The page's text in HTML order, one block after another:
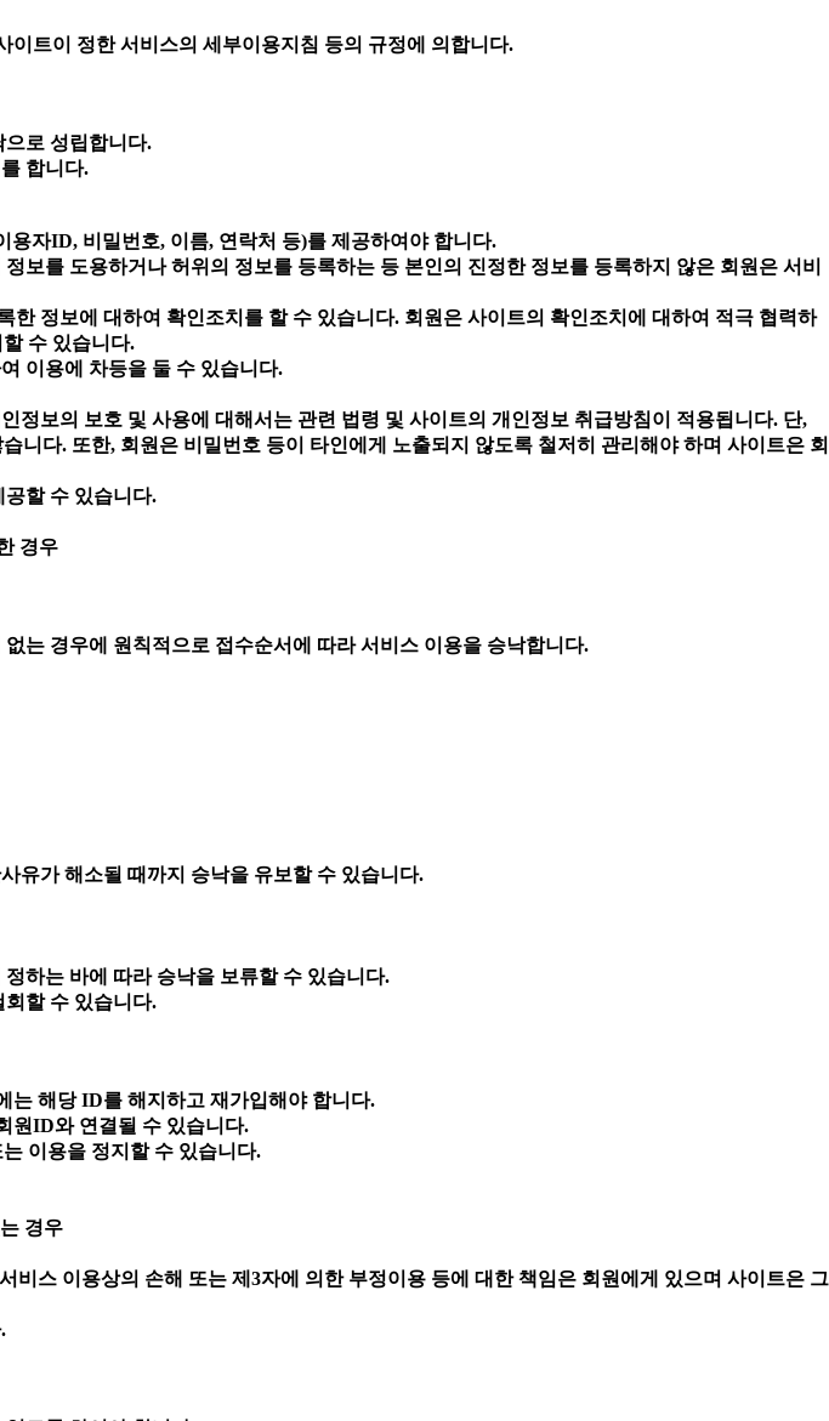
트이 정한 서비스의 세부이용지침 등의 규정에 의합니다.
로 성립합니다.
합니다.
자ID, 비밀번호, 이름, 연락처 등)를 제공하여야 합니다.
를 도용하거나 허위의 정보를 등록하는 등 본인의 진정한 정보를 등록하지 않은 회원은 서비
정보에 대하여 확인조치를 할 수 있습니다. 회원은 사이트의 확인조치에 대하여 적극 협력하
수 있습니다.
이용에 차등을 둘 수 있습니다.
보의 보호 및 사용에 대해서는 관련 법령 및 사이트의 개인정보 취급방침이 적용됩니다. 단,
다. 또한, 회원은 비밀번호 등이 타인에게 노출되지 않도록 철저히 관리해야 하며 사이트은 회
할 수 있습니다.
경우
는 경우에 원칙적으로 접수순서에 따라 서비스 이용을 승낙합니다.
유가 해소될 때까지 승낙을 유보할 수 있습니다.
하는 바에 따라 승낙을 보류할 수 있습니다.
할 수 있습니다.
해당 ID를 해지하고 재가입해야 합니다.
원ID와 연결될 수 있습니다.
이용을 정지할 수 있습니다.
경우
스 이용상의 손해 또는 제3자에 의한 부정이용 등에 대한 책임은 회원에게 있으며 사이트은 그